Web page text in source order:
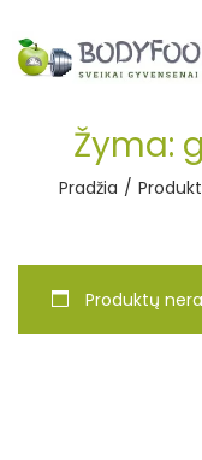
Žyma:
Pradžia /
Produktų